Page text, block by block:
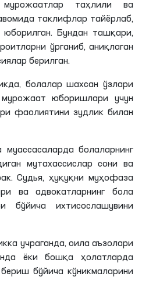
таҳлили ва
таклифлар тайёрлаб,
Бундан ташқари,
ўрганиб, аниқлаган
берилган.
болалар шахсан ўзлари
юборишлари учун
фаолиятини зудлик билан
болаларнинг
мутахассислар сони ва
Судья, ҳуқуқни муҳофаза
ва адвокатларнинг бола
бўйича ихтисослашувини
учраганда, оила аъзолари
ёки бошқа ҳолатларда
бўйича кўникмаларини